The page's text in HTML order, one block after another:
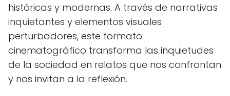
históricas y modernas. A través de narrativas
inquietantes y elementos visuales
perturbadores, este formato
cinematográfico transforma las inquietudes
de la sociedad en relatos que nos confrontan
y nos invitan a la reflexión.